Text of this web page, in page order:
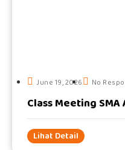
June 19, 2026 No
Class Meeting
Lihat Detail